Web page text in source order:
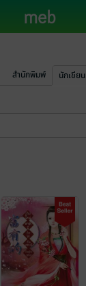
สำนักพิมพ์ นักเขียน